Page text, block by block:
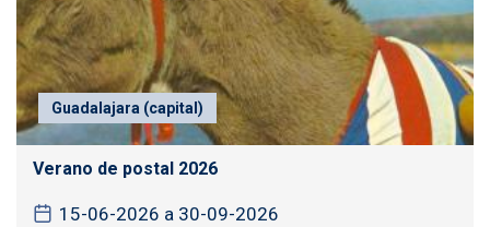
Guadalajara (capital)
Verano de postal 2026
15-06-2026 a 30-09-2026